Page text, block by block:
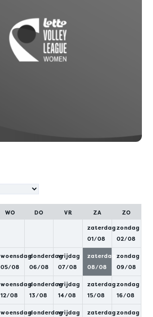
WO DO VR ZA ZO
zaterdag
01/08
zondag
02/08
woensdag
05/08
donderdag
06/08
vrijdag
07/08
zaterdag
08/08
zondag
09/08
woensdag
12/08
donderdag
13/08
vrijdag
14/08
zaterdag
15/08
zondag
16/08
woensdagdonderdagvrijdag
zaterdagzondag